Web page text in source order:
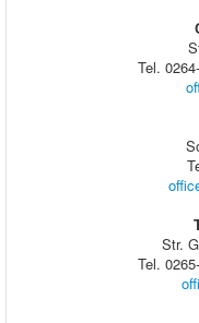
Tel.
Str.
Tel.